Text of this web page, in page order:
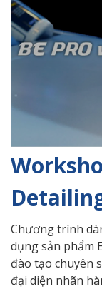
Chương trình
dụng sản phẩm
đào tạo chuyên
đại diện nhãn